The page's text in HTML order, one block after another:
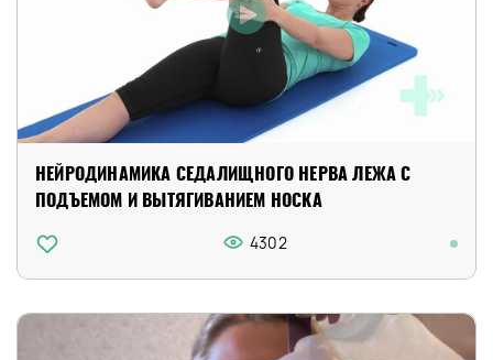
НЕЙРОДИНАМИКА СЕДАЛИЩНОГО НЕРВА ЛЕЖА С
ПОДЪЕМОМ И ВЫТЯГИВАНИЕМ НОСКА
4302